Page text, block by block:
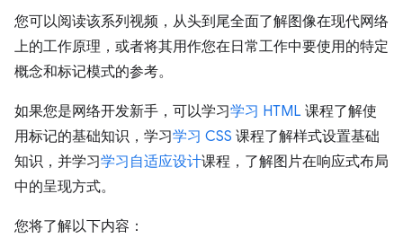
您可以阅读该系列视频，从头到尾全面了解图像在现代网络
上的工作原理，或者将其用作您在日常工作中要使用的特定
概念和标记模式的参考。
如果您是网络开发新手，可以学习学习 HTML 课程了解使
用标记的基础知识，学习学习 CSS 课程了解样式设置基础
知识，并学习学习自适应设计课程，了解图片在响应式布局
中的呈现方式。
您将了解以下内容：